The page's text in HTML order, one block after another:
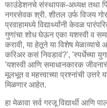
फाउंडेशनचे संस्थापक-अध्यक्ष तथा
नगरसेवक श्री. शीतल उर्फ विजय
प्रवाहामध्ये विद्यार्थ्यांनी केवळ
गुणांचा शोध घेऊन एका यशस्वी व
करावी, या हेतूने या विशेष
करिअर कसं निवडावं?', 'स्पर्धेच्या
'यशस्वी आणि समाधानकारक
मूलभूत व महत्त्वाच्या प्रश्नांची उत्तरे
मिळणार आहेत.
हा मेळावा सर्व गरजू विद्यार्थी आणि